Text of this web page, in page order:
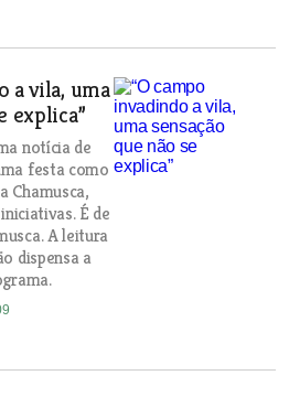
a vila, uma
explica”
notícia de
festa como
Chamusca,
É de
A leitura
dispensa a